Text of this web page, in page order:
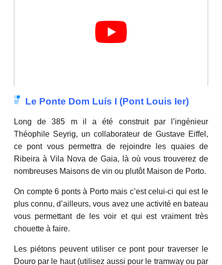
Le Ponte Dom Luís I (Pont Louis Ier)
Long de 385 m il a été construit par l’ingénieur
Théophile Seyrig, un collaborateur de Gustave Eiffel,
ce pont vous permettra de rejoindre les quaies de
Ribeira à Vila Nova de Gaia, là où vous trouverez de
nombreuses Maisons de vin ou plutôt Maison de Porto.
On compte 6 ponts à Porto mais c’est celui-ci qui est le
plus connu, d’ailleurs, vous avez une activité en bateau
vous permettant de les voir et qui est vraiment très
chouette à faire.
Les piétons peuvent utiliser ce pont pour traverser le
Douro par le haut (utilisez aussi pour le tramway ou par